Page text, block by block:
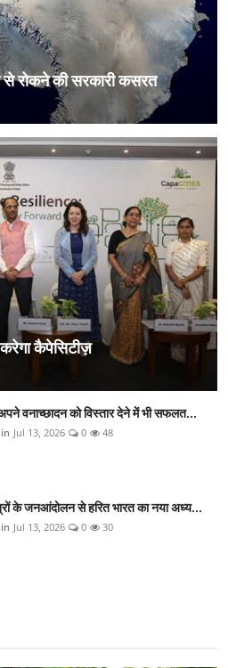
रोकने की सरकारी कसरत
कैपेसिटीज़
वनाच्छादन को विस्तार देने में भी सफलत...
Jul 13, 2026 0 48
के जनआंदोलन से हरित भारत का नया अध्य...
Jul 13, 2026 0 30